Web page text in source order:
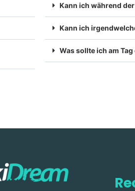
Kann ich während
Kann ich
Was sollte ich am